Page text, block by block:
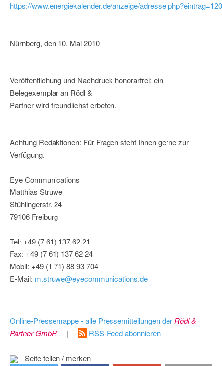
https://www.energiekalender.de/anzeige/
Nürnberg, den 10. Mai 2010
Veröffentlichung und Nachdruck honorarfrei; ein
Belegexemplar an Rödl &
Partner wird freundlichst erbeten.
Achtung Redaktionen: Für Fragen steht Ihnen gerne zur
Verfügung.
Eye Communications
Matthias Struwe
Stühlingerstr. 24
79106 Freiburg
Tel: +49 (7 61) 137 62 21
Fax: +49 (7 61) 137 62 24
Mobil: +49 (1 71) 88 93 704
E-Mail: m.struwe@eyecommunications.de
Online-Pressemappe - alle Pressemitteilungen derRödl &
Partner GmbH
| RSS-Feed abonnieren
Seite teilen / merken